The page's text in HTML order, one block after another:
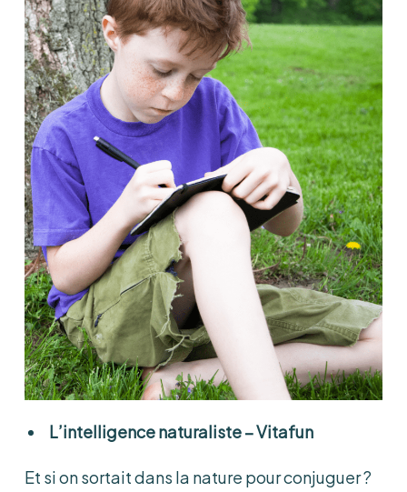
L’intelligence naturaliste – Vitafun
Et si on sortait dans la nature pour conjuguer ?